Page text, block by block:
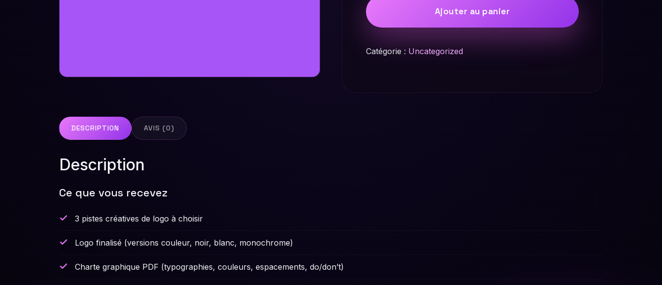
Ajouter au panier
Catégorie : Uncategorized
DESCRIPTION AVIS (0)
Description
Ce que vous recevez
3 pistes créatives de logo à choisir
Logo finalisé (versions couleur, noir, blanc, monochrome)
Charte graphique PDF (typographies, couleurs, espacements, do/don’t)